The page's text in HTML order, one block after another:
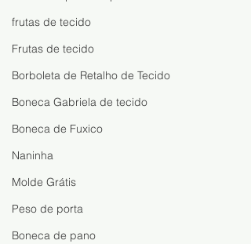
frutas de tecido
Frutas de tecido
Borboleta de Retalho de Tecido
Boneca Gabriela de tecido
Boneca de Fuxico
Naninha
Molde Grátis
Peso de porta
Boneca de pano